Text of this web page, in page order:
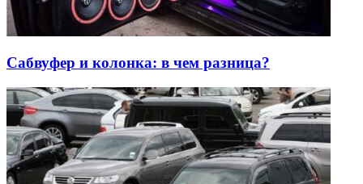
Сабвуфер и колонка: в чем разница?